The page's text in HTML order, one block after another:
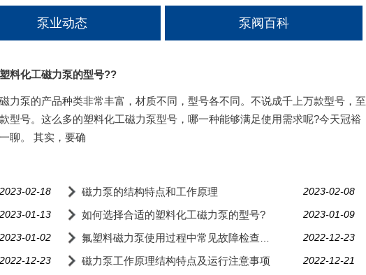
泵业动态 泵阀百科
料化工磁力泵的型号??
力泵的产品种类非常丰富，材质不同，型号各不同。不说成千上万款型号，至
型号。这么多的塑料化工磁力泵型号，哪一种能够满足使用需求呢?今天冠裕
聊。 其实，要确
2023-02-18 2023-02-08
磁力泵的结构特点和工作原理
2023-01-13 2023-01-09
如何选择合适的塑料化工磁力泵的型号?
2023-01-02 2022-12-23
2022-12-23
2022-12-21
磁力泵工作原理结构特点及运行注意事项